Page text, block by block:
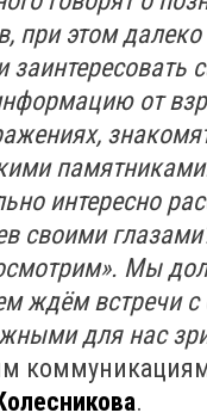
при этом
от
интересно
своими
Мы
ждём встречи
для нас
.